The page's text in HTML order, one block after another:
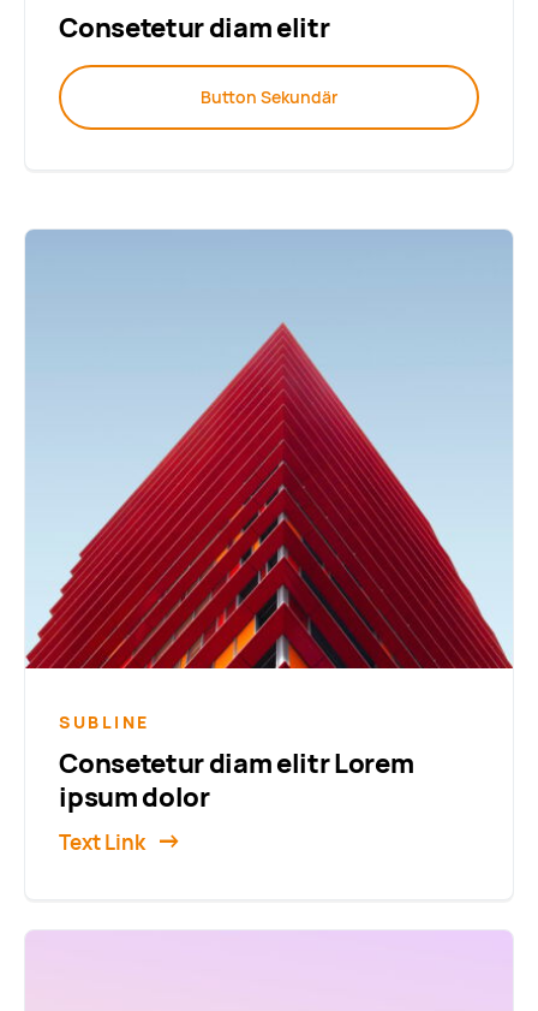
Consetetur diam elitr
Button Sekundär
SUBLINE
Consetetur diam elitr Lorem
ipsum dolor
Text Link